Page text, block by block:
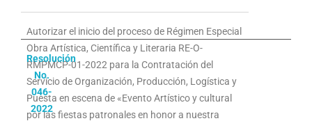
Autorizar el inicio del proceso de Régimen Especial
Obra Artística, Científica y Literaria RE-O-
RMPMCP-01-2022 para la Contratación del
Servicio de Organización, Producción, Logística y
Puesta en escena de «Evento Artístico y cultural
por las fiestas patronales en honor a nuestra
Resolución
No.
046-
2022